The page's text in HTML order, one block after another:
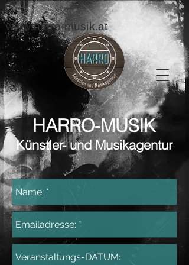
www.harro-musik.at
HARRO-MUSIK
Künstler- und Musikagentur